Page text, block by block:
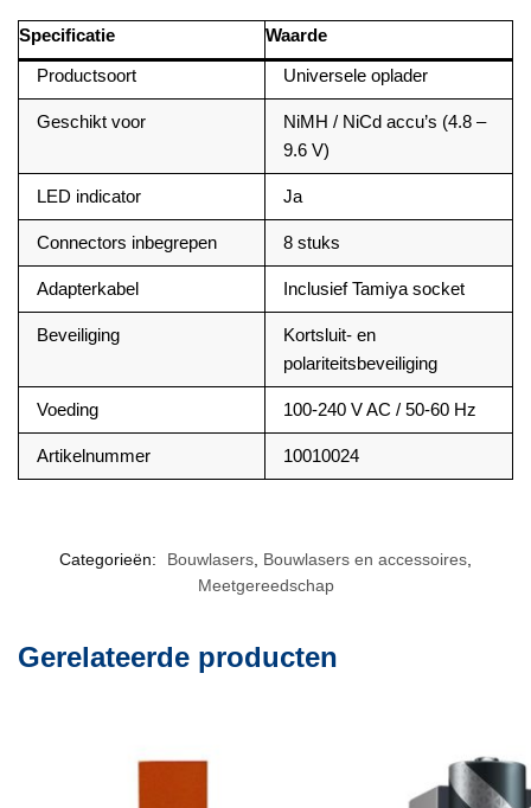
Specificatie
Waarde
Productsoort
Universele oplader
Geschikt voor
NiMH / NiCd accu’s (4.8 –
9.6 V)
LED indicator Ja
Connectors inbegrepen 8 stuks
Adapterkabel Inclusief Tamiya socket
Beveiliging
Kortsluit- en
polariteitsbeveiliging
Voeding 100-240 V AC / 50-60 Hz
Artikelnummer 10010024
Categorieën: Bouwlasers, Bouwlasers en accessoires,
Meetgereedschap
Gerelateerde producten